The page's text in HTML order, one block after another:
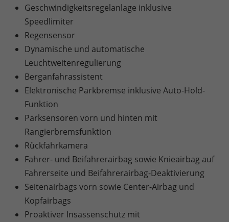
Geschwindigkeitsregelanlage inklusive
Speedlimiter
Regensensor
Dynamische und automatische
Leuchtweitenregulierung
Berganfahrassistent
Elektronische Parkbremse inklusive Auto-Hold-
Funktion
Parksensoren vorn und hinten mit
Rangierbremsfunktion
Rückfahrkamera
Fahrer- und Beifahrerairbag sowie Knieairbag auf
Fahrerseite und Beifahrerairbag-Deaktivierung
Seitenairbags vorn sowie Center-Airbag und
Kopfairbags
Proaktiver Insassenschutz mit